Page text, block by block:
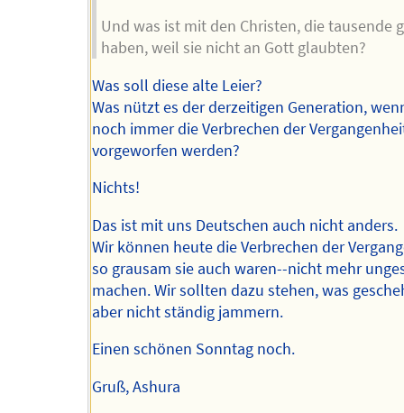
Und was ist mit den Christen, die tausende
haben, weil sie nicht an Gott glaubten?
Was soll diese alte Leier?
Was nützt es der derzeitigen Generation,
noch immer die Verbrechen der
vorgeworfen werden?
Nichts!
Das ist mit uns Deutschen auch nicht anders.
Wir können heute die Verbrechen der
so grausam sie auch waren--nicht mehr
machen. Wir sollten dazu stehen, was
aber nicht ständig jammern.
Einen schönen Sonntag noch.
Gruß, Ashura